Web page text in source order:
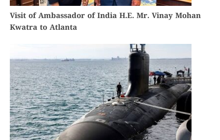
Visit of Ambassador of India H.E. Mr. Vinay Mohan
Kwatra to Atlanta